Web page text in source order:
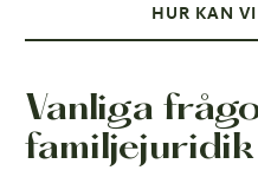
HUR KAN
Vanliga
familjejuridik